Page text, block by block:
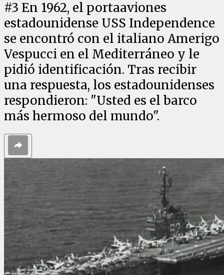
#3 En 1962, el portaaviones
estadounidense USS Independence
se encontró con el italiano Amerigo
Vespucci en el Mediterráneo y le
pidió identificación. Tras recibir
una respuesta, los estadounidenses
respondieron: "Usted es el barco
más hermoso del mundo".